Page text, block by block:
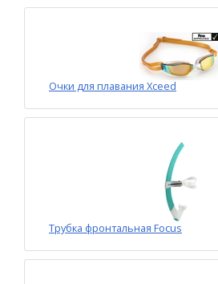
Очки для плавания Xceed
Трубка фронтальная Focus